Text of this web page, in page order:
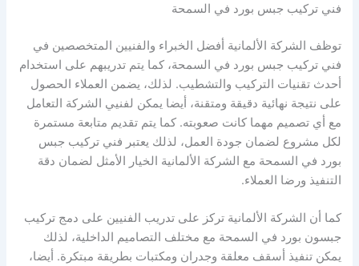
فني تركيب جبس بورد في السمحة
توظف الشركة الألمانية أفضل الخبراء والفنيين المتخصصين في
فني تركيب جبس بورد في السمحة، كما يتم تدريبهم على استخدام
أحدث تقنيات التركيب والتشطيب. لذلك، يضمن العملاء الحصول
على نتيجة نهائية دقيقة ومتقنة، أيضا يمكن لفنيي الشركة التعامل
مع أي تصميم مهما كانت صعوبته. كما يتم تقديم متابعة مستمرة
لكل مشروع لضمان جودة العمل، لذلك يعتبر فني تركيب جبس
بورد في السمحة مع الشركة الألمانية الخيار الأمثل لضمان دقة
التنفيذ ورضا العملاء.
كما أن الشركة الألمانية تركز على تدريب الفنيين على دمج تركيب
جبسون بورد في السمحة مع مختلف التصاميم الداخلية، لذلك
يمكن تنفيذ أسقف معلقة وجدران ومكتبات بطريقة مبتكرة. أيضا،